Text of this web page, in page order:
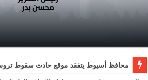
محافظ أسيوط يتفقد موقع حادث سقوط